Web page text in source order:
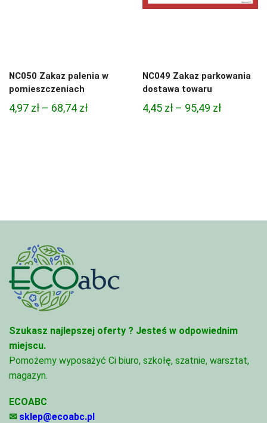
NC050 Zakaz palenia w
pomieszczeniach
4,97 zł – 68,74 złZakres
NC049 Zakaz parkowania
dostawa towaru
4,45 zł – 95,49 złZakres
Szukasz najlepszej oferty ? Jesteś w odpowiednim
miejscu.
Pomożemy wyposażyć Ci biuro, szkołę, szatnie, warsztat,
magazyn.
ECOABC
✉ sklep@ecoabc.pl